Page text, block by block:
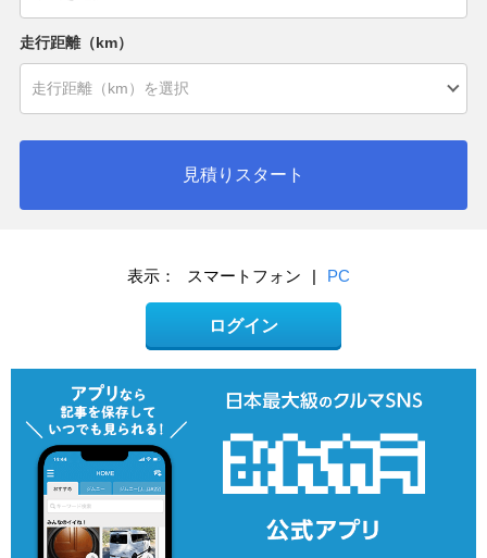
走行距離（km）
見積りスタート
表示： スマートフォン | PC
ログイン